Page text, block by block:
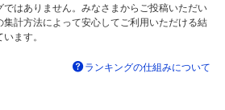
はありません。みなさまからご投稿いただい
計方法によって安心してご利用いただける結
ます。
ランキングの仕組みについて